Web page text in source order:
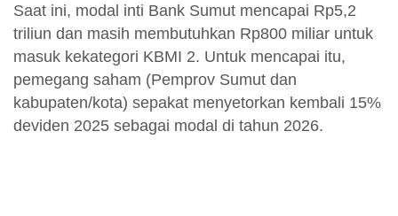
Saat ini, modal inti Bank Sumut mencapai Rp5,2
triliun dan masih membutuhkan Rp800 miliar untuk
masuk kekategori KBMI 2. Untuk mencapai itu,
pemegang saham (Pemprov Sumut dan
kabupaten/kota) sepakat menyetorkan kembali 15%
deviden 2025 sebagai modal di tahun 2026.